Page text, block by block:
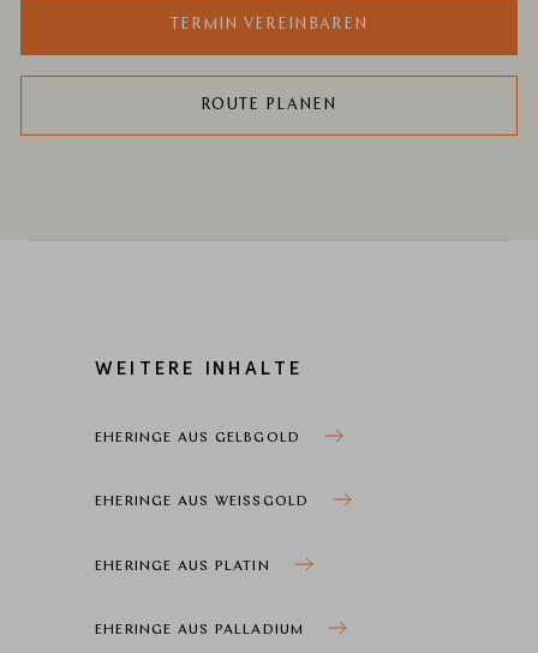
TERMIN VEREINBAREN
ROUTE PLANEN
WEITERE INHALTE
EHERINGE AUS GELBGOLD
EHERINGE AUS WEISSGOLD
EHERINGE AUS PLATIN
EHERINGE AUS PALLADIUM